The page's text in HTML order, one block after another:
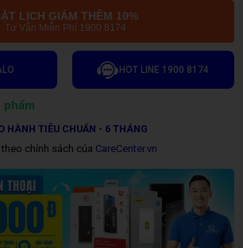
LỊCH GIẢM THÊM 10%
Tư Vấn Miễn Phí 1900 8174
HOT LINE 1900 8174
phẩm
HÀNH TIÊU CHUẨN - 6 THÁNG
theo chính sách của CareCenter.vn